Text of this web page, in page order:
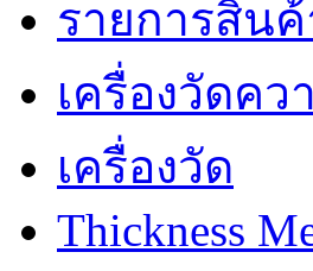
รายการสิน
เครื่องวัดคว
เครื่องวัด
Thickness